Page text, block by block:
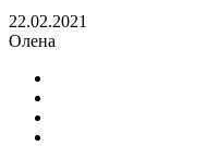
22.02.2021
Олена